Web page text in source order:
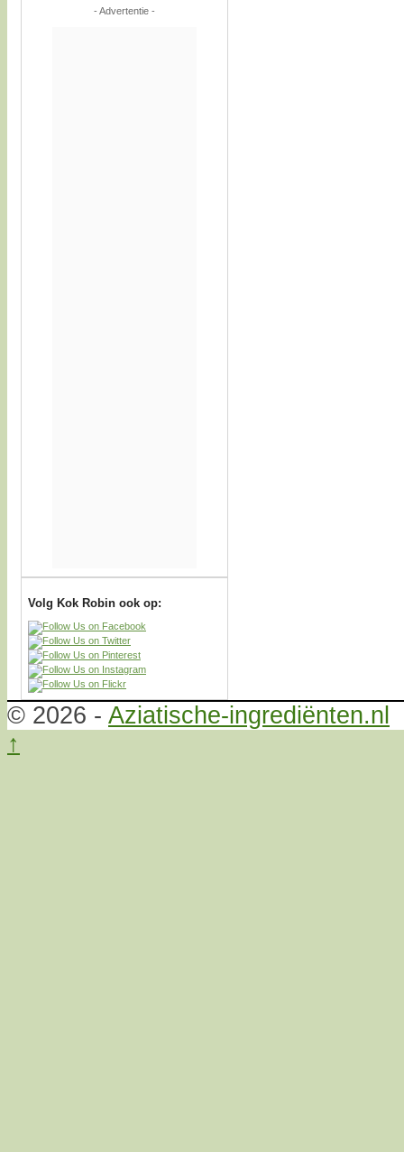
- Advertentie -
Volg Kok Robin ook op:
© 2026 - Aziatische-ingrediënten.nl
↑